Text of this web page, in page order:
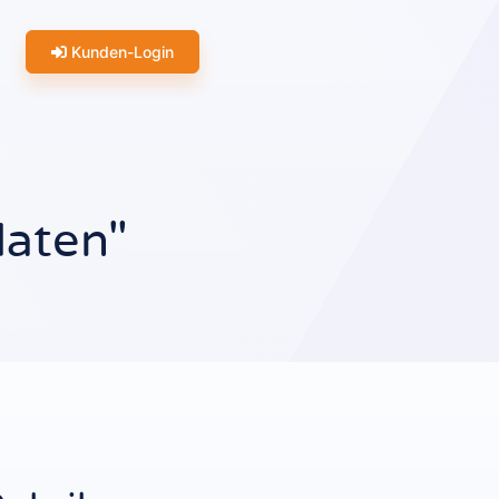
Kunden-Login